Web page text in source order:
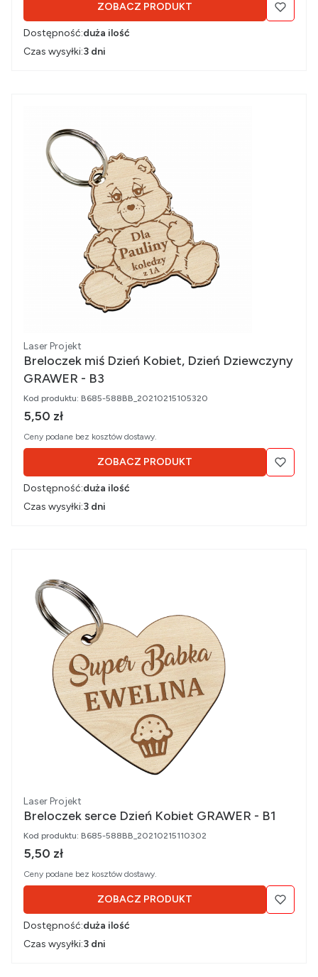
ZOBACZ PRODUKT
Dostępność:duża ilość
Czas wysyłki:3 dni
Producent
Laser Projekt
Breloczek miś Dzień Kobiet, Dzień Dziewczyny
GRAWER - B3
Kod produktu: B685-588BB_20210215105320
Cena brutto
5,50 zł
Ceny podane bez kosztów dostawy.
ZOBACZ PRODUKT
Dostępność:duża ilość
Czas wysyłki:3 dni
Producent
Laser Projekt
Breloczek serce Dzień Kobiet GRAWER - B1
Kod produktu: B685-588BB_20210215110302
Cena brutto
5,50 zł
Ceny podane bez kosztów dostawy.
ZOBACZ PRODUKT
Dostępność:duża ilość
Czas wysyłki:3 dni